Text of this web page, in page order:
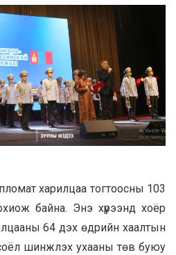
харилцаа тогтоосны 103
байна. Энэ хүрээнд хоёр
64 дэх өдрийн хаалтын
шинжлэх ухааны төв буюу